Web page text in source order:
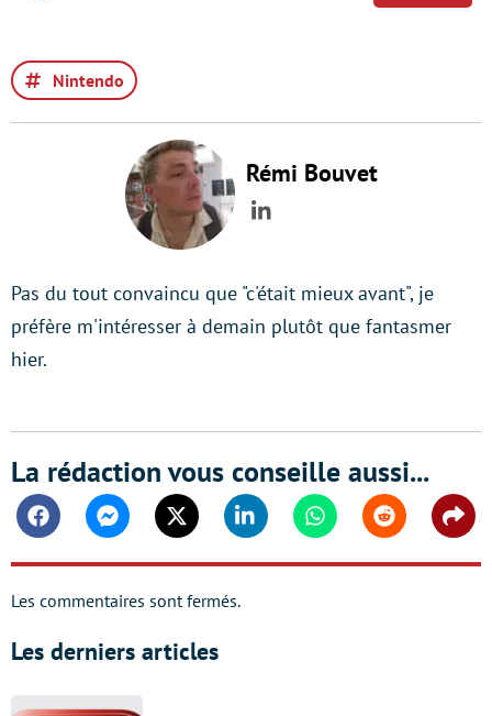
Nintendo
Rémi Bouvet
LinkedIn
Pas du tout convaincu que "c'était mieux avant", je
préfère m'intéresser à demain plutôt que fantasmer
hier.
La rédaction vous conseille aussi...
FacebookMessengerTwitter Linkedin WhatsappReddit
Les commentaires sont fermés.
Les derniers articles